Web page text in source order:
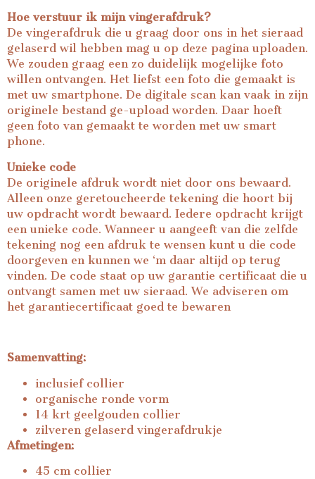
Hoe verstuur ik mijn vingerafdruk?
De vingerafdruk die u graag door ons in het sieraad
gelaserd wil hebben mag u op deze pagina uploaden.
We zouden graag een zo duidelijk mogelijke foto
willen ontvangen. Het liefst een foto die gemaakt is
met uw smartphone. De digitale scan kan vaak in zijn
originele bestand ge-upload worden. Daar hoeft
geen foto van gemaakt te worden met uw smart
phone.
Unieke code
De originele afdruk wordt niet door ons bewaard.
Alleen onze geretoucheerde tekening die hoort bij
uw opdracht wordt bewaard. Iedere opdracht krijgt
een unieke code. Wanneer u aangeeft van die zelfde
tekening nog een afdruk te wensen kunt u die code
doorgeven en kunnen we ‘m daar altijd op terug
vinden. De code staat op uw garantie certificaat die u
ontvangt samen met uw sieraad. We adviseren om
het garantiecertificaat goed te bewaren
Samenvatting:
inclusief collier
organische ronde vorm
14 krt geelgouden collier
zilveren gelaserd vingerafdrukje
Afmetingen:
45 cm collier